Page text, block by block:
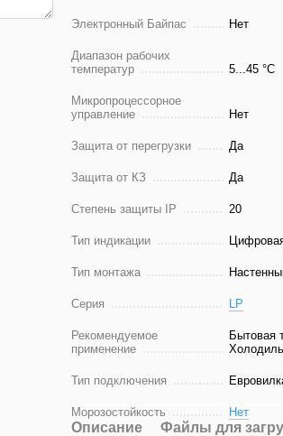
Электронный Байпас Нет
Диапазон рабочих
температур
5...45 °C
Микропроцессорное
управление
Нет
Защита от перегрузки Да
Защита от КЗ Да
Степень защиты IP 20
Тип индикации
Тип монтажа
Серия LP
Рекомендуемое
применение
Бытовая
Тип подключения
Морозостойкость Нет
Описание Файлы для